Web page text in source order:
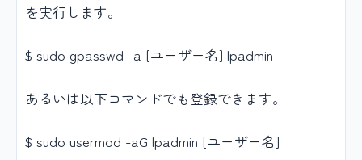
を実行します。
$ sudo gpasswd -a [ユーザー名] lpadmin
あるいは以下コマンドでも登録できます。
$ sudo usermod -aG lpadmin [ユーザー名]